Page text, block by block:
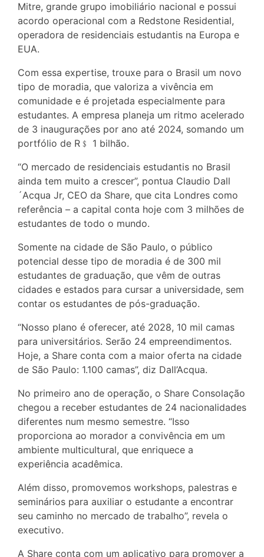
Mitre, grande grupo imobiliário nacional e possui
acordo operacional com a Redstone Residential,
operadora de residenciais estudantis na Europa e
EUA.
Com essa expertise, trouxe para o Brasil um novo
tipo de moradia, que valoriza a vivência em
comunidade e é projetada especialmente para
estudantes. A empresa planeja um ritmo acelerado
de 3 inaugurações por ano até 2024, somando um
portfólio de R﹩ 1 bilhão.
“O mercado de residenciais estudantis no Brasil
ainda tem muito a crescer”, pontua Claudio Dall
´Acqua Jr, CEO da Share, que cita Londres como
referência – a capital conta hoje com 3 milhões de
estudantes de todo o mundo.
Somente na cidade de São Paulo, o público
potencial desse tipo de moradia é de 300 mil
estudantes de graduação, que vêm de outras
cidades e estados para cursar a universidade, sem
contar os estudantes de pós-graduação.
“Nosso plano é oferecer, até 2028, 10 mil camas
para universitários. Serão 24 empreendimentos.
Hoje, a Share conta com a maior oferta na cidade
de São Paulo: 1.100 camas”, diz Dall’Acqua.
No primeiro ano de operação, o Share Consolação
chegou a receber estudantes de 24 nacionalidades
diferentes num mesmo semestre. “Isso
proporciona ao morador a convivência em um
ambiente multicultural, que enriquece a
experiência acadêmica.
Além disso, promovemos workshops, palestras e
seminários para auxiliar o estudante a encontrar
seu caminho no mercado de trabalho”, revela o
executivo.
A Share conta com um aplicativo para promover a